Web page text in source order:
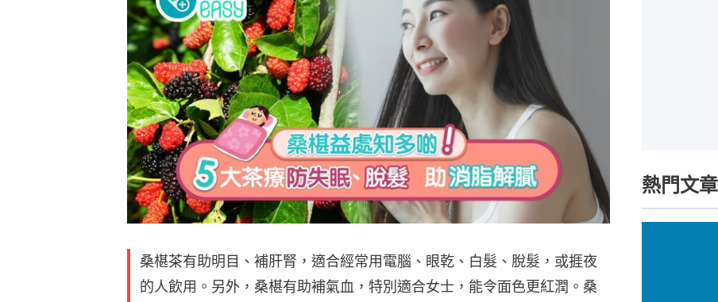
桑椹茶有助明目、補肝腎，適合經常用電腦、眼乾、白髮、脫髮，或捱夜
的人飲用。另外，桑椹有助補氣血，特別適合女士，能令面色更紅潤。桑
熱門文章